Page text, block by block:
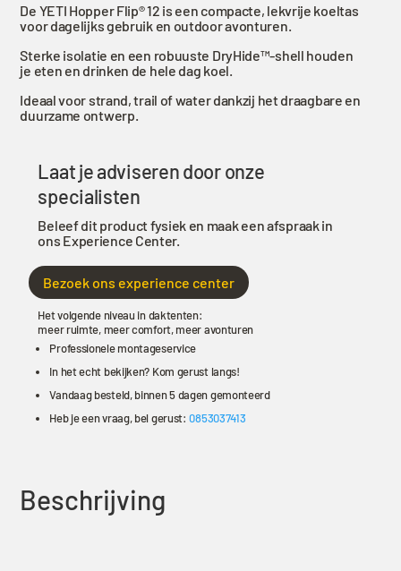
Soft
Koeltas
Zwart
aantal
De YETI Hopper Flip® 12 is een compacte, lekvrije koeltas
voor dagelijks gebruik en outdoor avonturen.
Sterke isolatie en een robuuste DryHide™-shell houden
je eten en drinken de hele dag koel.
Ideaal voor strand, trail of water dankzij het draagbare en
duurzame ontwerp.
Laat je adviseren door onze
specialisten
Beleef dit product fysiek en maak een afspraak in
ons Experience Center.
Bezoek ons experience center
Het volgende niveau in daktenten:
meer ruimte, meer comfort, meer avonturen
Professionele montageservice
In het echt bekijken? Kom gerust langs!
Vandaag besteld, binnen 5 dagen gemonteerd
Heb je een vraag, bel gerust:0853037413
Beschrijving